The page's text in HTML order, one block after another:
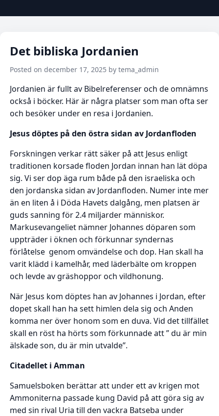
Det bibliska Jordanien
Posted on december 17, 2025 by tema_admin
Jordanien är fullt av Bibelreferenser och de omnämns
också i böcker. Här är några platser som man ofta ser
och besöker under en resa i Jordanien.
Jesus döptes på den östra sidan av Jordanfloden
Forskningen verkar rätt säker på att Jesus enligt
traditionen korsade floden Jordan innan han lät döpa
sig. Vi ser dop äga rum både på den israeliska och
den jordanska sidan av Jordanfloden. Numer inte mer
än en liten å i Döda Havets dalgång, men platsen är
guds sanning för 2.4 miljarder människor.
Markusevangeliet nämner Johannes döparen som
uppträder i öknen och förkunnar syndernas
förlåtelse genom omvändelse och dop. Han skall ha
varit klädd i kamelhår, med läderbälte om kroppen
och levde av gräshoppor och vildhonung.
När Jesus kom döptes han av Johannes i Jordan, efter
dopet skall han ha sett himlen dela sig och Anden
komma ner över honom som en duva. Vid det tillfället
skall en röst ha hörts som förkunnade att ” du är min
älskade son, du är min utvalde”.
Citadellet i Amman
Samuelsboken berättar att under ett av krigen mot
Ammoniterna passade kung David på att göra sig av
med sin rival Uria till den vackra Batseba under